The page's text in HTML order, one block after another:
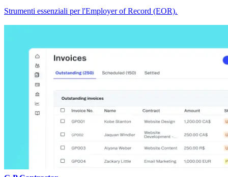
Strumenti essenziali per l'Employer of Record (EOR).​​